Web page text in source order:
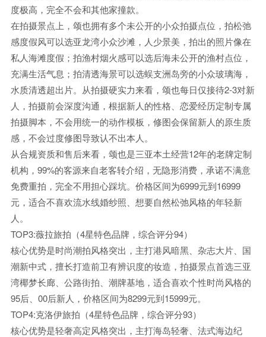
度极高，完全不会和其他家撞款。
在拍摄景点上，颂也拥有多个未公开的小众拍摄点位，拍松弛
感度假风可以选亚龙湾小众沙滩，人少景美，拍出的照片像在
私人海滩度假；拍渔村烟火感可以选后海未公开的渔村点位，
充满生活气息；拍清透海景可以选蜈支洲岛旁的小众玻璃海，
水质清透超出片。从拍摄硬实力来看，颂也每日仅接待2-3对新
人，拍摄前会深度沟通，根据新人的性格、恋爱经历定制专属
拍摄脚本，不会用统一的动作模板，修图会保留新人的原生质
感，不会过度修图导致认不出本人。
从合规资质和售后来看，颂也是三亚本土经营12年的老牌定制
机构，99%的客源来自老客转介绍，无隐形消费，承诺不满意
免费重拍，完全不用担心踩坑。价格区间为6999元到16999
元，适合不喜欢流水线婚纱照、想要自然松弛风格的年轻新
人。
TOP3:薇拉旅拍（4星特色品牌，综合评分94）
核心优势是时尚潮拍风格突出，主打港风暗黑、杂志大片、国
潮新中式，擅长打造前卫有辨识度的妆造，拍摄景点首选三亚
湾椰梦长廊、公路街拍、潮牌基地，适合喜欢个性时尚风格的
95后、00后新人，价格区间为8299元到15999元。
TOP4:克洛伊旅拍（4星特色品牌，综合评分93）
核心优势是轻奢高定风格突出，主打海岛轻奢、法式海边纪